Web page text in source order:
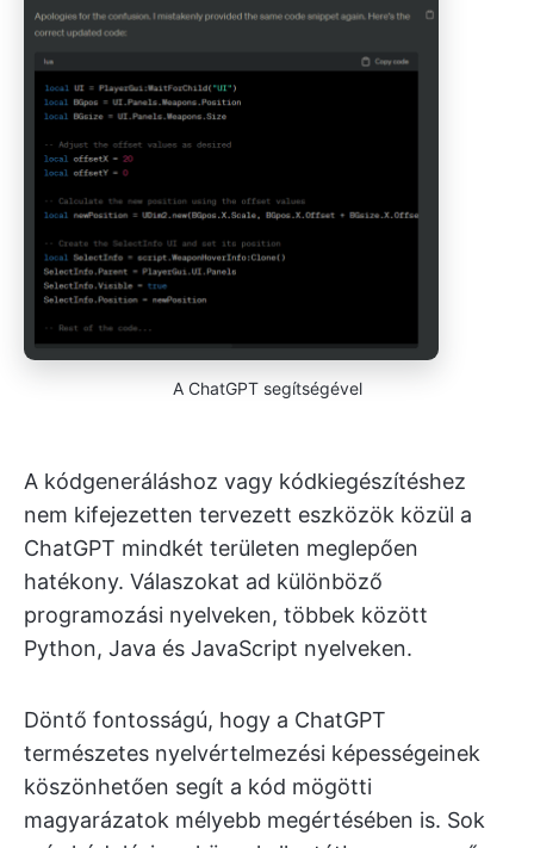
A ChatGPT segítségével
A kódgeneráláshoz vagy kódkiegészítéshez
nem kifejezetten tervezett eszközök közül a
ChatGPT mindkét területen meglepően
hatékony. Válaszokat ad különböző
programozási nyelveken, többek között
Python, Java és JavaScript nyelveken.
Döntő fontosságú, hogy a ChatGPT
természetes nyelvértelmezési képességeinek
köszönhetően segít a kód mögötti
magyarázatok mélyebb megértésében is. Sok